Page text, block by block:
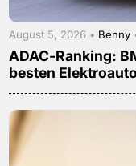
August 5, 2026 • Benny
ADAC-Ranking:
besten